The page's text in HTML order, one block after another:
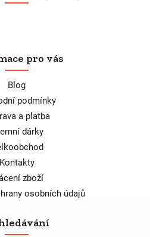
pro vás
Blog
podmínky
a platba
dárky
Kontakty
zboží
osobních údajů